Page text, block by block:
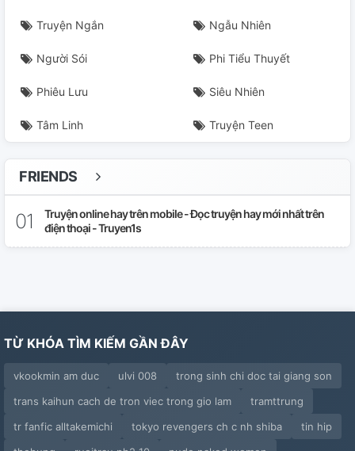
Truyện Ngắn Ngẫu Nhiên
Người Sói Phi Tiểu Thuyết
Phiêu Lưu Siêu Nhiên
Tâm Linh Truyện Teen
FRIENDS
Truyện online hay trên mobile - Đọc truyện hay mới nhất trên
điện thoại - Truyen1s
TỪ KHÓA TÌM KIẾM GẦN ĐÂY
vkookmin am duc ulvi 008
trong sinh chi doc tai giang son
trans kaihun cach de tron viec trong gio lam
tramttrung
tr fanfic alltakemichi
tokyo revengers ch c nh shiba
tin hip